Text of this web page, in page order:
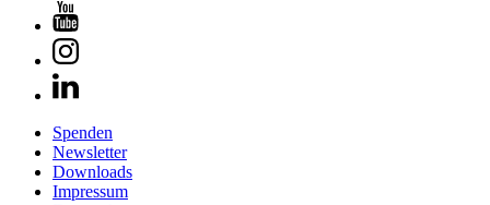
Spenden
Newsletter
Downloads
Impressum